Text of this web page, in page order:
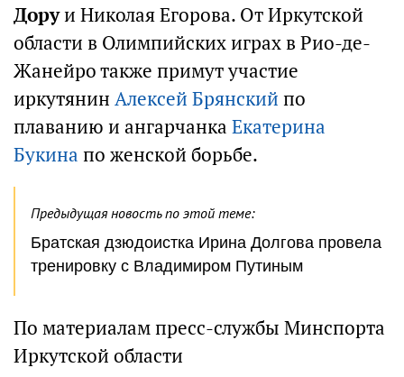
Доруи Николая Егорова. От Иркутской
области в Олимпийских играх в Рио-де-
Жанейро также примут участие
иркутянин Алексей Брянский по
плаванию и ангарчанка Екатерина
Букина по женской борьбе.
Предыдущая новость по этой теме:
Братская дзюдоистка Ирина Долгова провела
тренировку с Владимиром Путиным
По материалам пресс-службы Минспорта
Иркутской области